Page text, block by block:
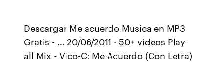
Descargar Me acuerdo Musica en MP3
Gratis - … 20/06/2011 · 50+ videos Play
all Mix - Vico-C: Me Acuerdo (Con Letra)